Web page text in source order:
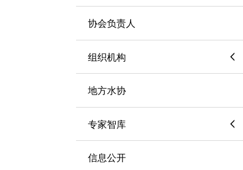
协会负责人
组织机构
地方水协
专家智库
信息公开